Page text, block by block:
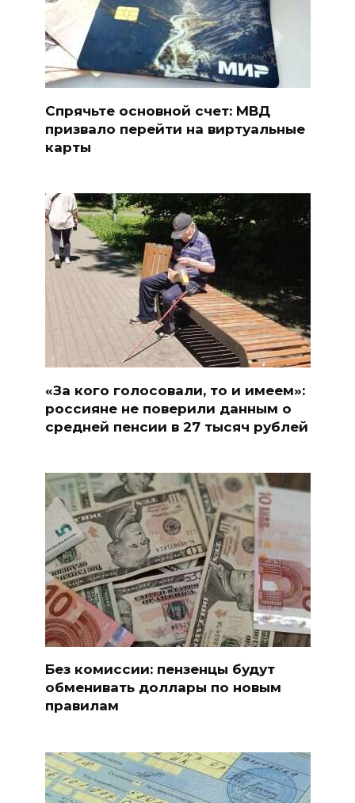
Спрячьте основной счет: МВД
призвало перейти на виртуальные
карты
«За кого голосовали, то и имеем»:
россияне не поверили данным о
средней пенсии в 27 тысяч рублей
Без комиссии: пензенцы будут
обменивать доллары по новым
правилам